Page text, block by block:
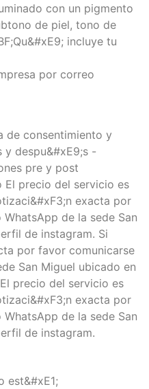
con un pigmento
de piel, tono de
incluye tu
por correo
de consentimiento y
y despu&#xE9;s -
pre y post
El precio del servicio es
exacta por
de la sede San
de instagram. Si
por favor comunicarse
San Miguel ubicado en
precio del servicio es
exacta por
de la sede San
de instagram.
est&#xE1;